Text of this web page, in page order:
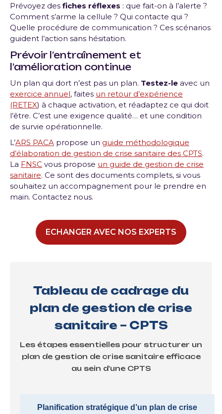
Prévoyez des fiches réflexes : que fait-on à l’alerte ?
Comment s’arme la cellule ? Qui contacte qui ?
Quelle procédure de communication ? Ces scénarios
guident l’action sans hésitation.
Prévoir l’entraînement et
l’amélioration continue
Un plan qui dort n’est pas un plan. Testez-le avec un
exercice annuel, faites un retour d’expérience
(RETEX) à chaque activation, et réadaptez ce qui doit
l’être. C’est une exigence qualité… et une condition
de survie opérationnelle.
L’ARS PACA propose un guide méthodologique
d’élaboration de gestion de crise sanitaire des CPTS.
La FNSC vous propose un guide de gestion de crise
sanitaire. Ce sont des documents complets, si vous
souhaitez un accompagnement pour le prendre en
main. Contactez nous.
ECHANGER AVEC NOS EXPERTS
Tableau de cadrage du
plan de gestion de crise
sanitaire – CPTS
Les étapes essentielles pour structurer un
plan de gestion de crise sanitaire efficace
au sein d’une CPTS
Planification stratégique d’un plan de crise